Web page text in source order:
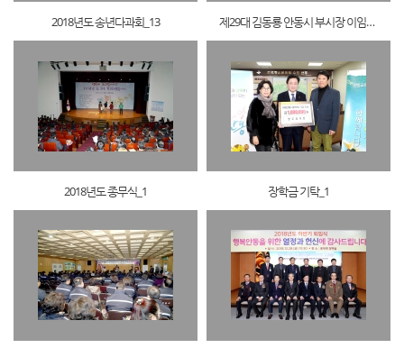
2018년도 송년다과회_13 제29대 김동룡 안동시 부시장 이임식_43
2018년도 종무식_1 장학금 기탁_1